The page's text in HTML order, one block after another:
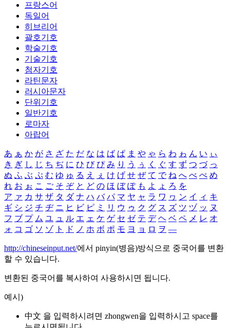
프랑스어
독일어
히브리어
괄호기호
학술기호
기술기호
첨자기호
라틴문자
러시아문자
단위기호
일반기호
로마자
아랍어
あ ぁ か が さ ざ た だ な は ば ぱ ま や ゃ ら わ ゎ ん い ぃ
き ぎ し じ ち ぢ に ひ び ぴ み り う ぅ く ぐ す ず つ づ っ
ぬ ふ ぶ ぷ む ゆ ゅ る え ぇ け げ せ ぜ て で ね へ べ ぺ め
れ お ぉ こ ご そ ぞ と ど の ほ ぼ ぽ も よ ょ ろ を
ア ァ カ サ ザ タ ダ ナ ハ バ パ マ ヤ ャ ラ ワ ヮ ン イ ィ キ
ギ シ ジ チ ヂ ニ ヒ ビ ピ ミ リ ウ ゥ ク グ ス ズ ツ ヅ ッ ヌ
フ ブ プ ム ユ ュ ル エ ェ ケ ゲ セ ゼ テ デ ヘ ベ ペ メ レ オ
ォ コ ゴ ソ ゾ ト ド ノ ホ ボ ポ モ ヨ ョ ロ ヲ ―
http://chineseinput.net/에서 pinyin(병음)방식으로 중국어를 변환
할 수 있습니다.
변환된 중국어를 복사하여 사용하시면 됩니다.
예시)
中文 을 입력하시려면 zhongwen을 입력하시고 space를